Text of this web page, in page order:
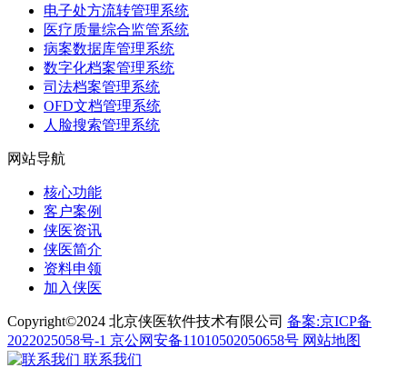
电子处方流转管理系统
医疗质量综合监管系统
病案数据库管理系统
数字化档案管理系统
司法档案管理系统
OFD文档管理系统
人脸搜索管理系统
网站导航
核心功能
客户案例
侠医资讯
侠医简介
资料申领
加入侠医
Copyright©2024 北京侠医软件技术有限公司 备案:京ICP备
2022025058号-1 京公网安备11010502050658号 网站地图
联系我们